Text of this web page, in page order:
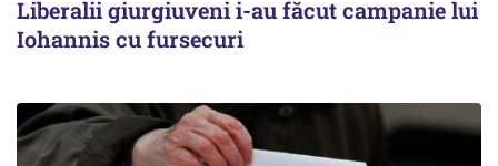
Liberalii giurgiuveni i-au făcut campanie lui
Iohannis cu fursecuri